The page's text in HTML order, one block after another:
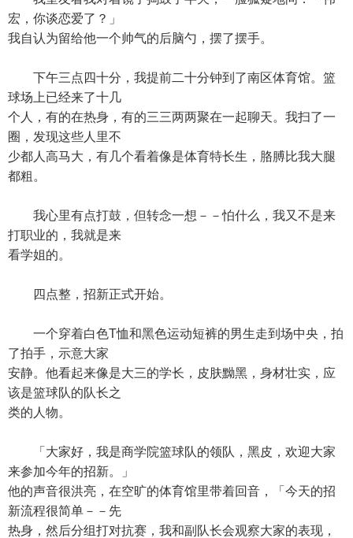
宏，你谈恋爱了？」
我自认为留给他一个帅气的后脑勺，摆了摆手。
下午三点四十分，我提前二十分钟到了南区体育馆。篮
球场上已经来了十几
个人，有的在热身，有的三三两两聚在一起聊天。我扫了一
圈，发现这些人里不
少都人高马大，有几个看着像是体育特长生，胳膊比我大腿
都粗。
我心里有点打鼓，但转念一想－－怕什么，我又不是来
打职业的，我就是来
看学姐的。
四点整，招新正式开始。
一个穿着白色T恤和黑色运动短裤的男生走到场中央，拍
了拍手，示意大家
安静。他看起来像是大三的学长，皮肤黝黑，身材壮实，应
该是篮球队的队长之
类的人物。
「大家好，我是商学院篮球队的领队，黑皮，欢迎大家
来参加今年的招新。」
他的声音很洪亮，在空旷的体育馆里带着回音，「今天的招
新流程很简单－－先
热身，然后分组打对抗赛，我和副队长会观察大家的表现，